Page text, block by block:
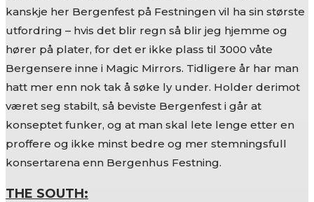
kanskje her Bergenfest på Festningen vil ha sin største
utfordring – hvis det blir regn så blir jeg hjemme og
hører på plater, for det er ikke plass til 3000 våte
Bergensere inne i Magic Mirrors. Tidligere år har man
hatt mer enn nok tak å søke ly under. Holder derimot
været seg stabilt, så beviste Bergenfest i går at
konseptet funker, og at man skal lete lenge etter en
proffere og ikke minst bedre og mer stemningsfull
konsertarena enn Bergenhus Festning.
THE SOUTH: